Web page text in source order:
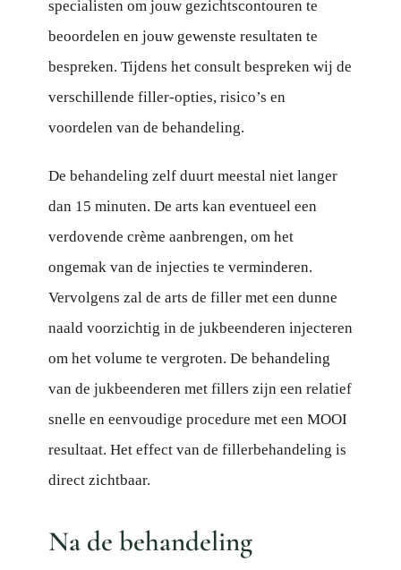
specialisten om jouw gezichtscontouren te
beoordelen en jouw gewenste resultaten te
bespreken. Tijdens het consult bespreken wij de
verschillende filler-opties, risico’s en
voordelen van de behandeling.
De behandeling zelf duurt meestal niet langer
dan 15 minuten. De arts kan eventueel een
verdovende crème aanbrengen, om het
ongemak van de injecties te verminderen.
Vervolgens zal de arts de filler met een dunne
naald voorzichtig in de jukbeenderen injecteren
om het volume te vergroten. De behandeling
van de jukbeenderen met fillers zijn een relatief
snelle en eenvoudige procedure met een MOOI
resultaat. Het effect van de fillerbehandeling is
direct zichtbaar.
Na de behandeling